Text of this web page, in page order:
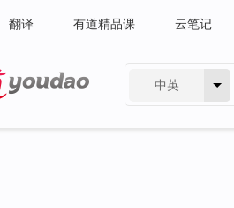
翻译 有道精品课 云笔记
中英